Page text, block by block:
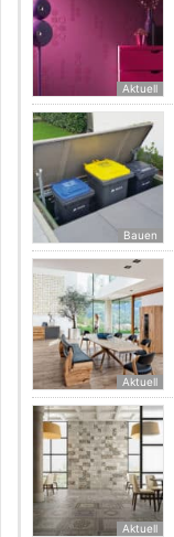
Aktuell
Bauen
Aktuell
Aktuell